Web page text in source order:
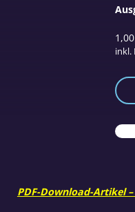
inkl.
Das
PDF-Download-Artikel